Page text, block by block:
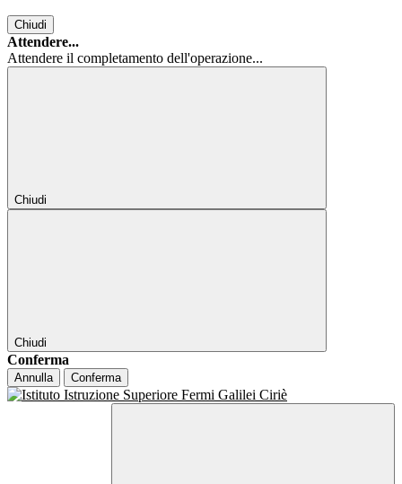
Chiudi
Attendere...
Attendere il completamento dell'operazione...
Chiudi
Chiudi
Conferma
Annulla Conferma